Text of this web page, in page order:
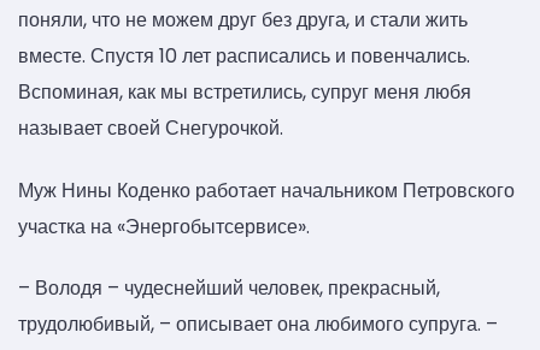
поняли, что не можем друг без друга, и стали жить
вместе. Спустя 10 лет расписались и повенчались.
Вспоминая, как мы встретились, супруг меня любя
называет своей Снегурочкой.
Муж Нины Коденко работает начальником Петровского
участка на «Энергобытсервисе».
– Володя – чудеснейший человек, прекрасный,
трудолюбивый, – описывает она любимого супруга. –